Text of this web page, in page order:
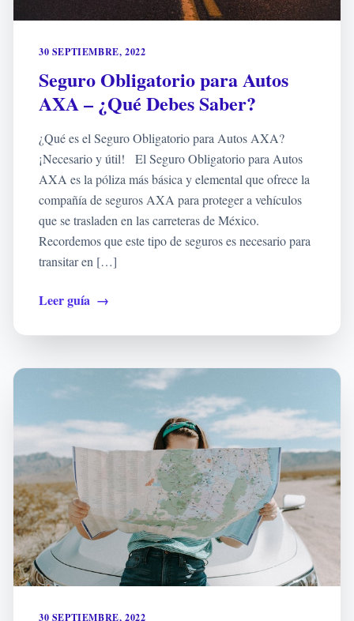
30 SEPTIEMBRE, 2022
Seguro Obligatorio para Autos
AXA – ¿Qué Debes Saber?
¿Qué es el Seguro Obligatorio para Autos AXA?
¡Necesario y útil! El Seguro Obligatorio para Autos
AXA es la póliza más básica y elemental que ofrece la
compañía de seguros AXA para proteger a vehículos
que se trasladen en las carreteras de México.
Recordemos que este tipo de seguros es necesario para
transitar en […]
Leer guía →
30 SEPTIEMBRE, 2022